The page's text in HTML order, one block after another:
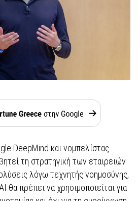
DeepMind και νομπελίστας
τη στρατηγική των εταιρειών
λόγω τεχνητής νοημοσύνης,
θα πρέπει να χρησιμοποιείται για